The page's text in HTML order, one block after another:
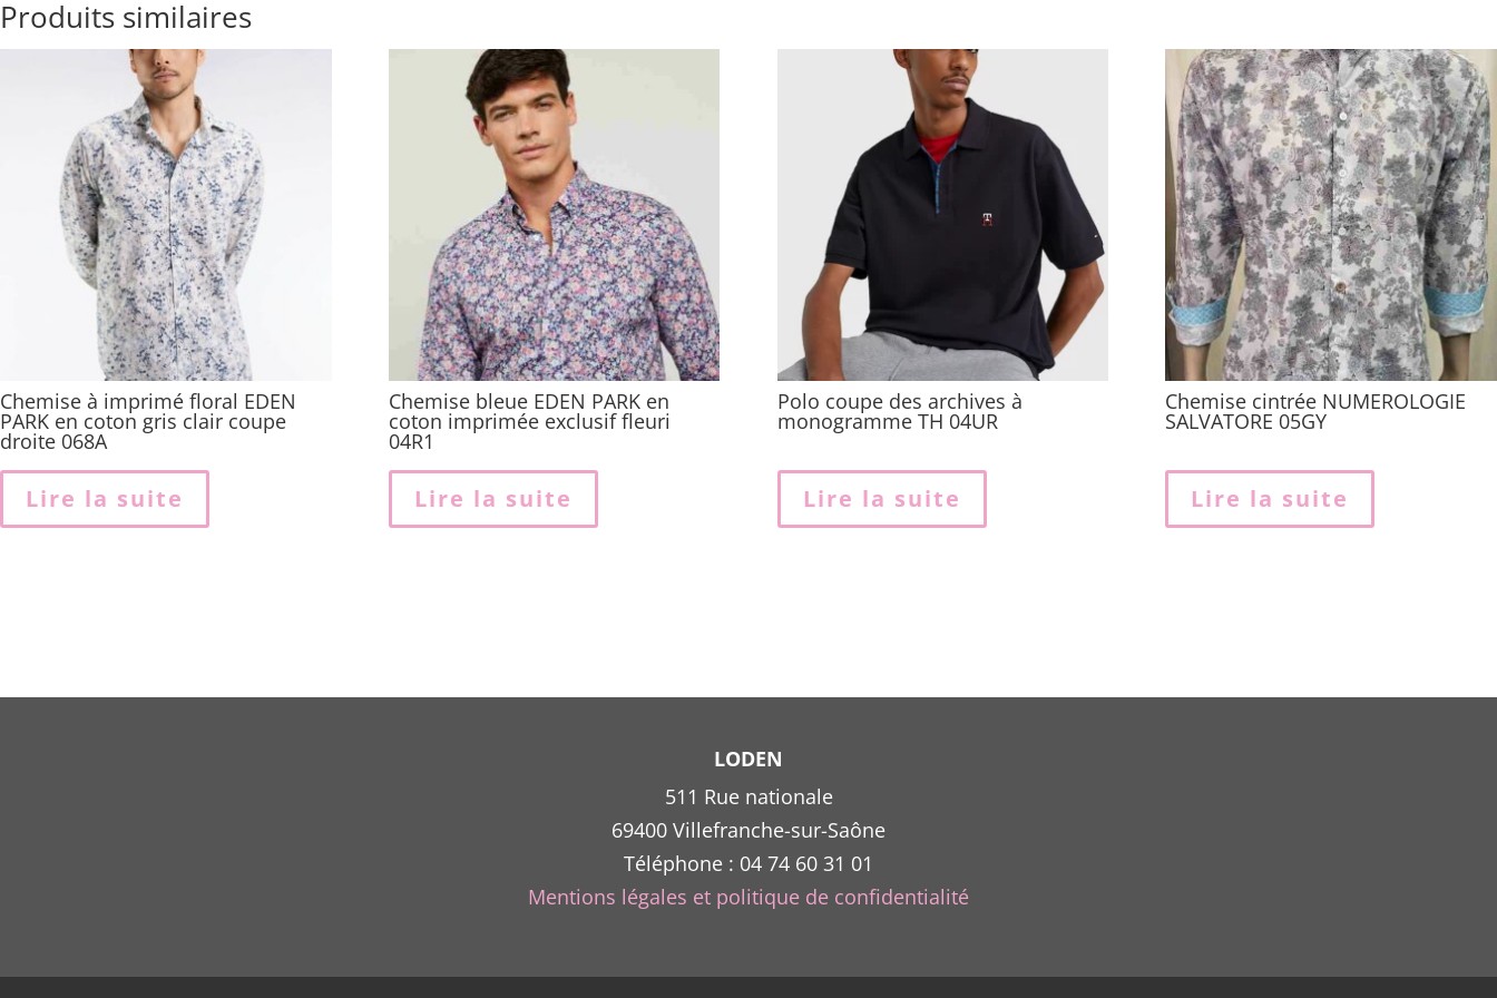
Produits similaires
Chemise à imprimé floral EDEN
PARK en coton gris clair coupe
droite 068A
Lire la suite
Chemise bleue EDEN PARK en
coton imprimée exclusif fleuri
04R1
Lire la suite
Polo coupe des archives à
monogramme TH 04UR
Lire la suite
Chemise cintrée NUMEROLOGIE
SALVATORE 05GY
Lire la suite
LODEN
511 Rue nationale
69400 Villefranche-sur-Saône
Téléphone : 04 74 60 31 01
Mentions légales et politique de confidentialité